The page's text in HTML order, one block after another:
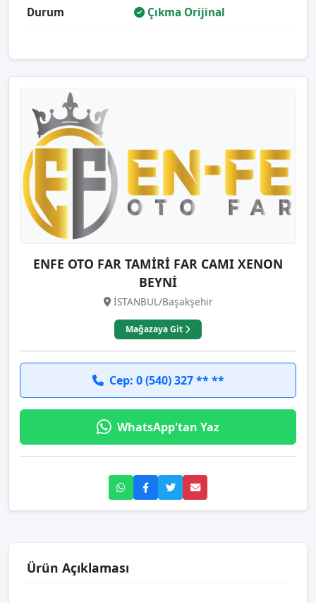
Durum Çıkma Orijinal
ENFE OTO FAR TAMİRİ FAR CAMI XENON
BEYNİ
İSTANBUL/Başakşehir
Mağazaya Git
Cep: 0 (540) 327 ** **
WhatsApp'tan Yaz
Ürün Açıklaması